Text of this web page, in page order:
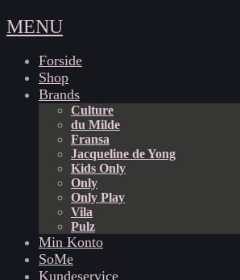
MENU
Forside
Shop
Brands
Culture
du Milde
Fransa
Jacqueline de Yong
Kids Only
Only
Only Play
Vila
Pulz
Min Konto
SoMe
Kundeservice